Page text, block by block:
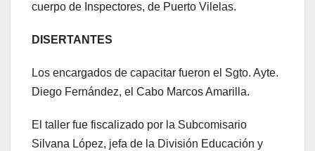
cuerpo de Inspectores, de Puerto Vilelas.
DISERTANTES
Los encargados de capacitar fueron el Sgto. Ayte.
Diego Fernández, el Cabo Marcos Amarilla.
El taller fue fiscalizado por la Subcomisario
Silvana López, jefa de la División Educación y